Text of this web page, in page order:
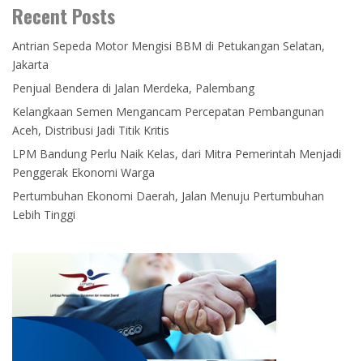
Recent Posts
Antrian Sepeda Motor Mengisi BBM di Petukangan Selatan,
Jakarta
Penjual Bendera di Jalan Merdeka, Palembang
Kelangkaan Semen Mengancam Percepatan Pembangunan
Aceh, Distribusi Jadi Titik Kritis
LPM Bandung Perlu Naik Kelas, dari Mitra Pemerintah Menjadi
Penggerak Ekonomi Warga
Pertumbuhan Ekonomi Daerah, Jalan Menuju Pertumbuhan
Lebih Tinggi